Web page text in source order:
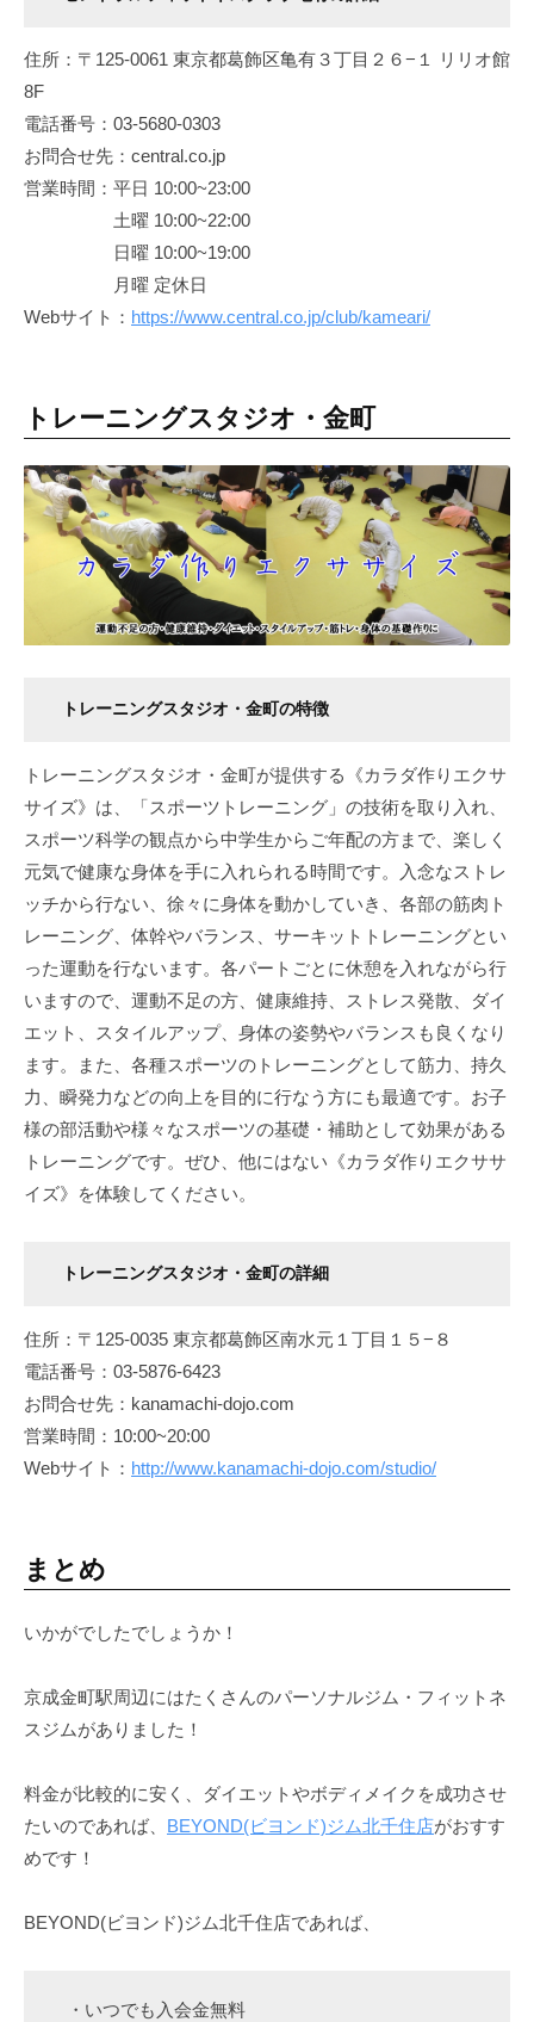
住所：〒125-0061 東京都葛飾区亀有３丁目２６−１ リリオ館
8F
電話番号：03-5680-0303
お問合せ先：central.co.jp
営業時間：平日 10:00~23:00
土曜 10:00~22:00
日曜 10:00~19:00
月曜 定休日
Webサイト： https://www.central.co.jp/club/kameari/
トレーニングスタジオ・金町
トレーニングスタジオ・金町の特徴
トレーニングスタジオ・金町が提供する《カラダ作りエクサ
サイズ》は、「スポーツトレーニング」の技術を取り入れ、
スポーツ科学の観点から中学生からご年配の方まで、楽しく
元気で健康な身体を手に入れられる時間です。入念なストレ
ッチから行ない、徐々に身体を動かしていき、各部の筋肉ト
レーニング、体幹やバランス、サーキットトレーニングとい
った運動を行ないます。各パートごとに休憩を入れながら行
いますので、運動不足の方、健康維持、ストレス発散、ダイ
エット、スタイルアップ、身体の姿勢やバランスも良くなり
ます。また、各種スポーツのトレーニングとして筋力、持久
力、瞬発力などの向上を目的に行なう方にも最適です。お子
様の部活動や様々なスポーツの基礎・補助として効果がある
トレーニングです。ぜひ、他にはない《カラダ作りエクササ
イズ》を体験してください。
トレーニングスタジオ・金町の詳細
住所：〒125-0035 東京都葛飾区南水元１丁目１５−８
電話番号：03-5876-6423
お問合せ先：kanamachi-dojo.com
営業時間：10:00~20:00
Webサイト： http://www.kanamachi-dojo.com/studio/
まとめ
いかがでしたでしょうか！
京成金町駅周辺にはたくさんのパーソナルジム・フィットネ
スジムがありました！
料金が比較的に安く、ダイエットやボディメイクを成功させ
たいのであれば、 BEYOND(ビヨンド)ジム北千住店がおすす
めです！
BEYOND(ビヨンド)ジム北千住店であれば、
・いつでも入会金無料